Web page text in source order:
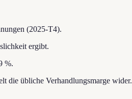
(2025-T4).
ergibt.
%.
die übliche Verhandlungsmarge wider.